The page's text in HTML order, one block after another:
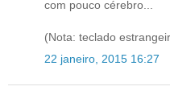
com pouco cérebro...
(Nota: teclado
22 janeiro, 2015 16:27